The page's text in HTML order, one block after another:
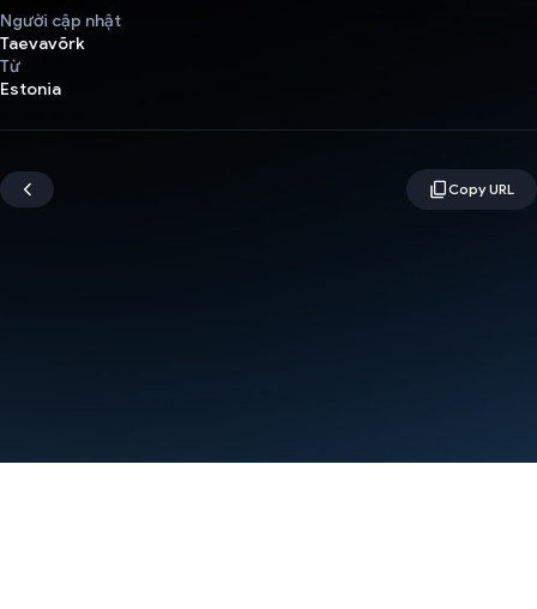
Người cập nhật
Taevavõrk
Từ
Estonia